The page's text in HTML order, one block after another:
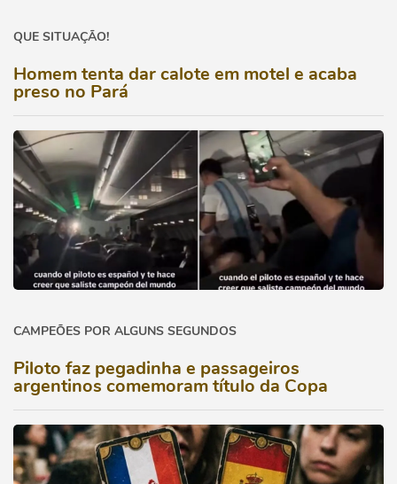
QUE SITUAÇÃO!
Homem tenta dar calote em motel e acaba
preso no Pará
CAMPEÕES POR ALGUNS SEGUNDOS
Piloto faz pegadinha e passageiros
argentinos comemoram título da Copa